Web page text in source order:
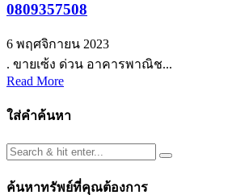
0809357508
6 พฤศจิกายน 2023
. ขายเซ้ง ด่วน อาคารพาณิช...
Read More
ใส่คำค้นหา
ค้นหาทรัพย์ที่คุณต้องการ